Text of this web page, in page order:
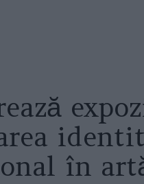
în